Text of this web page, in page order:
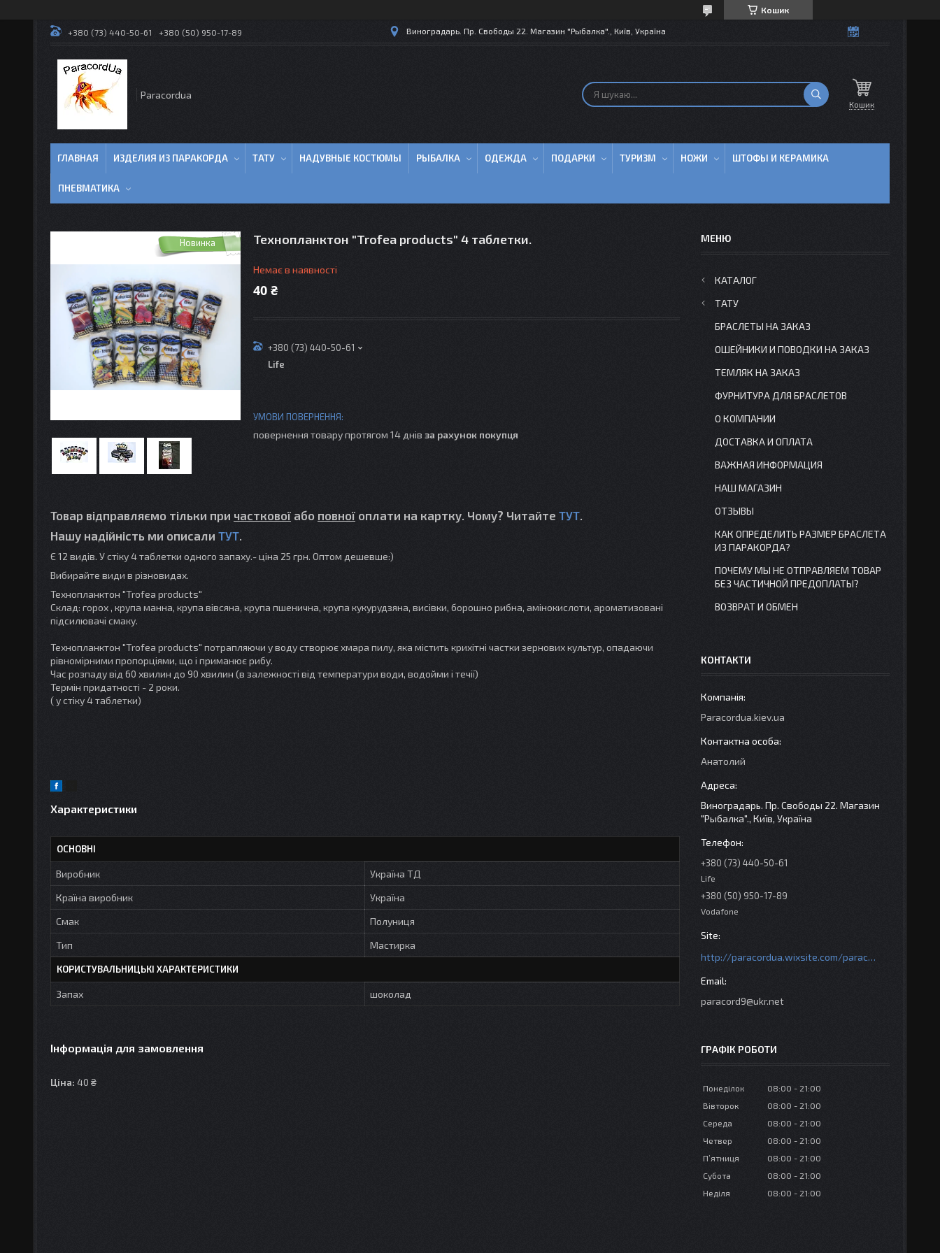
Кошик
+380 (73) 440-50-61 +380 (50) 950-17-89 Виноградарь. Пр. Свободы 22. Магазин "Рыбалка"., Київ, Україна
Paracordua
Кошик
ГЛАВНАЯ ИЗДЕЛИЯ ИЗ ПАРАКОРДА ТАТУ НАДУВНЫЕ КОСТЮМЫ РЫБАЛКА ОДЕЖДА ПОДАРКИ ТУРИЗМ НОЖИ ШТОФЫ И КЕРАМИКА
ПНЕВМАТИКА
Новинка Технопланктон "Trofea products" 4 таблетки.
Немає в наявності
40 ₴
+380 (73) 440-50-61
Life
повернення товару протягом 14 днів за рахунок покупця
Товар відправляємо тільки при часткової або повної оплати на картку. Чому? Читайте ТУТ.
Нашу надійність ми описали ТУТ.
Є 12 видів. У стіку 4 таблетки одного запаху.- ціна 25 грн. Оптом дешевше:)
Вибирайте види в різновидах.
Технопланктон "Trofea products"
Склад: горох , крупа манна, крупа вівсяна, крупа пшенична, крупа кукурудзяна, висівки, борошно рибна, амінокислоти, ароматизовані
підсилювачі смаку.
Технопланктон "Trofea products" потрапляючи у воду створює хмара пилу, яка містить крихітні частки зернових культур, опадаючи
рівномірними пропорціями, що і приманює рибу.
Час розпаду від 60 хвилин до 90 хвилин (в залежності від температури води, водойми і течії)
Термін придатності - 2 роки.
( у стіку 4 таблетки)
Характеристики
ОСНОВНІ
Виробник
Україна ТД
Країна виробник
Україна
Смак
Полуниця
Тип
Мастирка
КОРИСТУВАЛЬНИЦЬКІ ХАРАКТЕРИСТИКИ
Запах шоколад
Інформація для замовлення
Ціна: 40 ₴
КАТАЛОГ
ТАТУ
БРАСЛЕТЫ НА ЗАКАЗ
ОШЕЙНИКИ И ПОВОДКИ НА ЗАКАЗ
ТЕМЛЯК НА ЗАКАЗ
ФУРНИТУРА ДЛЯ БРАСЛЕТОВ
О КОМПАНИИ
ДОСТАВКА И ОПЛАТА
ВАЖНАЯ ИНФОРМАЦИЯ
НАШ МАГАЗИН
ОТЗЫВЫ
КАК ОПРЕДЕЛИТЬ РАЗМЕР БРАСЛЕТА
ИЗ ПАРАКОРДА?
ПОЧЕМУ МЫ НЕ ОТПРАВЛЯЕМ ТОВАР
БЕЗ ЧАСТИЧНОЙ ПРЕДОПЛАТЫ?
ВОЗВРАТ И ОБМЕН
КОНТАКТИ
Paracordua.kiev.ua
Анатолий
Виноградарь. Пр. Свободы 22. Магазин
"Рыбалка"., Київ, Україна
+380 (73) 440-50-61
Life
+380 (50) 950-17-89
Vodafone
http://paracordua.wixsite.com/paracord
paracord9@ukr.net
ГРАФІК РОБОТИ
Понеділок 08:00
21:00
Вівторок
08:00
21:00
Середа
08:00
21:00
Четвер
08:00
21:00
Пʼятниця
08:00
21:00
Субота
08:00
21:00
Неділя
08:00 21:00